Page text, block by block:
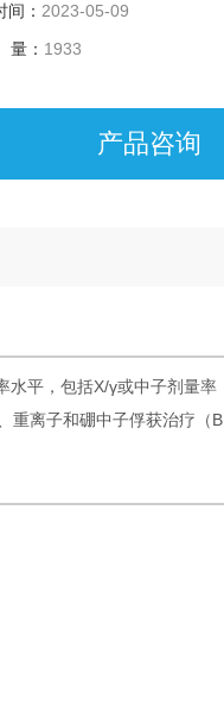
间： 2023-05-09
： 1933
产品咨询
平，包括X/γ或中子剂量
离子和硼中子俘获治疗